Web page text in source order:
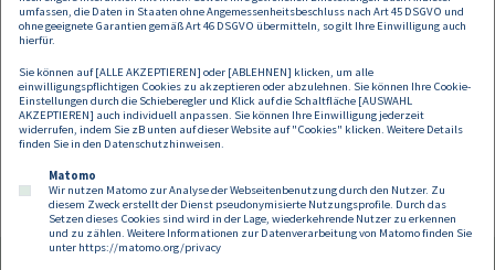
Steinhoff: Fellner Wratzfeld & Partner und Linklaters LLP als
internationaler Lead Counsel
GmbH und Allen & Overy LLP als internationaler Lead Counsel
Convertible Bondholders: Eisenberger & Herzog Rechtsanwälte GmbH
und Kirkland & Ellis LLP als internationaler Lead Counsel
umfassen, die Daten in Staaten ohne Angemessenheitsbeschluss nach Art 45 DSGVO und
ohne geeignete Garantien gemäß Art 46 DSGVO übermitteln, so gilt Ihre Einwilligung auch
hierfür.
Sie können auf [ALLE AKZEPTIEREN] oder [ABLEHNEN] klicken, um alle
einwilligungspflichtigen Cookies zu akzeptieren oder abzulehnen. Sie können Ihre Cookie-
Einstellungen durch die Schieberegler und Klick auf die Schaltfläche [AUSWAHL
AKZEPTIEREN] auch individuell anpassen. Sie können Ihre Einwilligung jederzeit
widerrufen, indem Sie zB unten auf dieser Website auf "Cookies" klicken. Weitere Details
finden Sie in den Datenschutzhinweisen.
Matomo
Wir nutzen Matomo zur Analyse der Webseitenbenutzung durch den Nutzer. Zu
diesem Zweck erstellt der Dienst pseudonymisierte Nutzungsprofile. Durch das
Setzen dieses Cookies sind wird in der Lage, wiederkehrende Nutzer zu erkennen
und zu zählen. Weitere Informationen zur Datenverarbeitung von Matomo finden Sie
unter https://matomo.org/privacy